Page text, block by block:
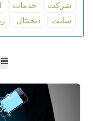
شركت خدمات
سایت
دیجیتال